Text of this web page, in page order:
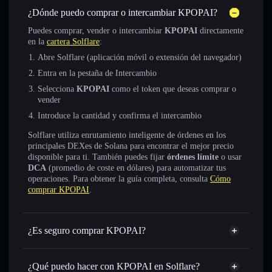
¿Dónde puedo comprar o intercambiar KPOPAI?
Puedes comprar, vender o intercambiar KPOPAI directamente
en la cartera Solflare:
Abre Solflare (aplicación móvil o extensión del navegador)
Entra en la pestaña de Intercambio
Selecciona KPOPAI como el token que deseas comprar o
vender
Introduce la cantidad y confirma el intercambio
Solflare utiliza enrutamiento inteligente de órdenes en los
principales DEXes de Solana para encontrar el mejor precio
disponible para ti. También puedes fijar órdenes límite o usar
DCA (promedio de coste en dólares) para automatizar tus
operaciones. Para obtener la guía completa, consulta Cómo
comprar KPOPAI.
¿Es seguro comprar KPOPAI?
KPOPAI no está verificado
¿Qué puedo hacer con KPOPAI en Solflare?